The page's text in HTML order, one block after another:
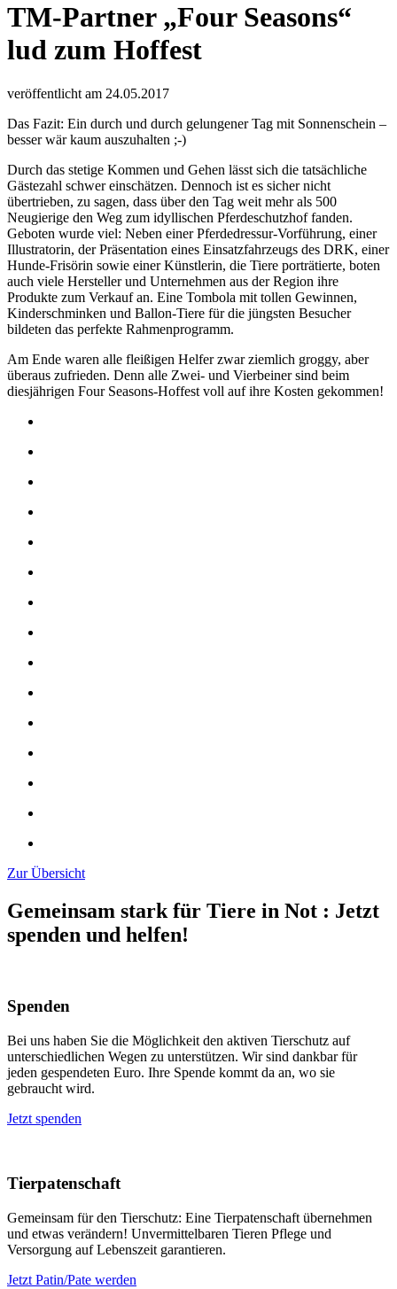
TM-Partner „Four Seasons“
lud zum Hoffest
veröffentlicht am 24.05.2017
Das Fazit: Ein durch und durch gelungener Tag mit Sonnenschein –
besser wär kaum auszuhalten ;-)
Durch das stetige Kommen und Gehen lässt sich die tatsächliche
Gästezahl schwer einschätzen. Dennoch ist es sicher nicht
übertrieben, zu sagen, dass über den Tag weit mehr als 500
Neugierige den Weg zum idyllischen Pferdeschutzhof fanden.
Geboten wurde viel: Neben einer Pferdedressur-Vorführung, einer
Illustratorin, der Präsentation eines Einsatzfahrzeugs des DRK, einer
Hunde-Frisörin sowie einer Künstlerin, die Tiere porträtierte, boten
auch viele Hersteller und Unternehmen aus der Region ihre
Produkte zum Verkauf an. Eine Tombola mit tollen Gewinnen,
Kinderschminken und Ballon-Tiere für die jüngsten Besucher
bildeten das perfekte Rahmenprogramm.
Am Ende waren alle fleißigen Helfer zwar ziemlich groggy, aber
überaus zufrieden. Denn alle Zwei- und Vierbeiner sind beim
diesjährigen Four Seasons-Hoffest voll auf ihre Kosten gekommen!
Zur Übersicht
Gemeinsam stark für Tiere in Not : Jetzt
spenden und helfen!
Spenden
Bei uns haben Sie die Möglichkeit den aktiven Tierschutz auf
unterschiedlichen Wegen zu unterstützen. Wir sind dankbar für
jeden gespendeten Euro. Ihre Spende kommt da an, wo sie
gebraucht wird.
Jetzt spenden
Tierpatenschaft
Gemeinsam für den Tierschutz: Eine Tierpatenschaft übernehmen
und etwas verändern! Unvermittelbaren Tieren Pflege und
Versorgung auf Lebenszeit garantieren.
Jetzt Patin/Pate werden